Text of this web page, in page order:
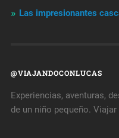
Las impresionantes
@VIAJANDOCONLUCAS
Experiencias, aventuras,
de un niño pequeño.